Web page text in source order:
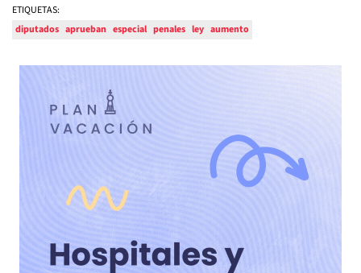
ETIQUETAS:
diputados aprueban especial penales ley aumento